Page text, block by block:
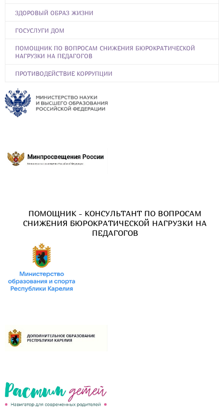
ЗДОРОВЫЙ ОБРАЗ ЖИЗНИ
ГОСУСЛУГИ ДОМ
ПОМОЩНИК ПО ВОПРОСАМ СНИЖЕНИЯ БЮРОКРАТИЧЕСКОЙ
НАГРУЗКИ НА ПЕДАГОГОВ
ПРОТИВОДЕЙСТВИЕ КОРРУПЦИИ
ПОМОЩНИК - КОНСУЛЬТАНТ ПО ВОПРОСАМ
СНИЖЕНИЯ БЮРОКРАТИЧЕСКОЙ НАГРУЗКИ НА
ПЕДАГОГОВ